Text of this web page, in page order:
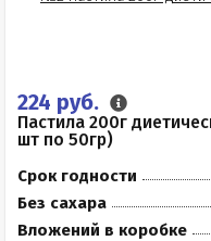
224 руб.
Пастила 200г
шт по 50гр)
Срок годности
Без сахара
Вложений в коробке